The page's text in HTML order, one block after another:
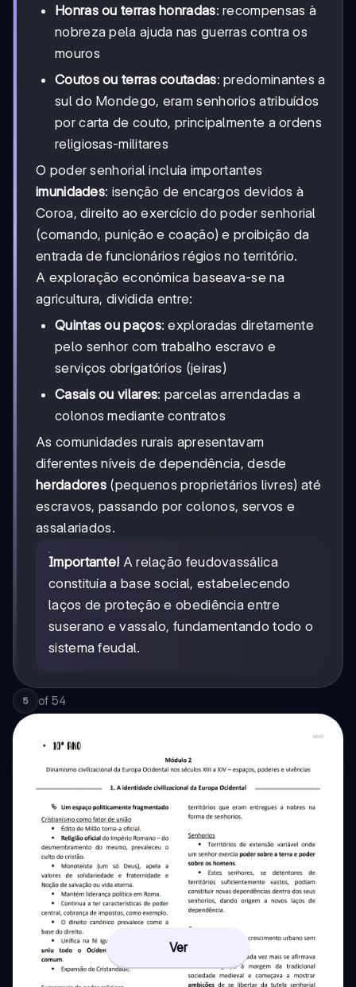
Honras ou terras honradas: recompensas à
nobreza pela ajuda nas guerras contra os
mouros
Coutos ou terras coutadas: predominantes a
sul do Mondego, eram senhorios atribuídos
por carta de couto, principalmente a ordens
religiosas-militares
O poder senhorial incluía importantes
imunidades: isenção de encargos devidos à
Coroa, direito ao exercício do poder senhorial
(comando, punição e coação) e proibição da
entrada de funcionários régios no território.
A exploração económica baseava-se na
agricultura, dividida entre:
Quintas ou paços: exploradas diretamente
pelo senhor com trabalho escravo e
serviços obrigatórios (jeiras)
Casais ou vilares: parcelas arrendadas a
colonos mediante contratos
As comunidades rurais apresentavam
diferentes níveis de dependência, desde
herdadores (pequenos proprietários livres) até
escravos, passando por colonos, servos e
assalariados.
Importante! A relação feudovassálica
constituía a base social, estabelecendo
laços de proteção e obediência entre
suserano e vassalo, fundamentando todo o
sistema feudal.
5 of 54
Ver